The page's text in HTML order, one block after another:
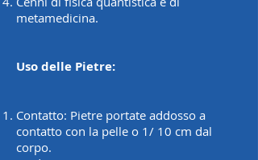
metamedicina.
Uso delle Pietre:
Contatto: Pietre portate addosso a
contatto con la pelle o 1/ 10 cm dal
corpo.